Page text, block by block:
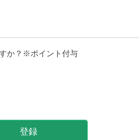
か？※ポイント付与
登録